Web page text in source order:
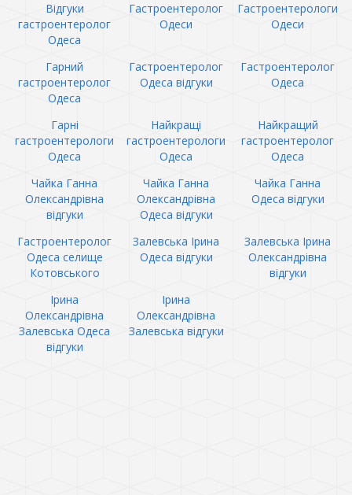
Відгуки
гастроентеролог
Одеса
Гастроентеролог
Одеси
Гастроентерологи
Одеси
Гарний
гастроентеролог
Одеса
Гастроентеролог
Одеса відгуки
Гастроентеролог
Одеса
Гарні
гастроентерологи
Одеса
Найкращі
гастроентерологи
Одеса
Найкращий
гастроентеролог
Одеса
Чайка Ганна
Олександрівна
відгуки
Чайка Ганна
Олександрівна
Одеса відгуки
Чайка Ганна
Одеса відгуки
Гастроентеролог
Одеса селище
Котовського
Залевська Ірина
Одеса відгуки
Залевська Ірина
Олександрівна
відгуки
Ірина
Олександрівна
Залевська Одеса
відгуки
Ірина
Олександрівна
Залевська відгуки